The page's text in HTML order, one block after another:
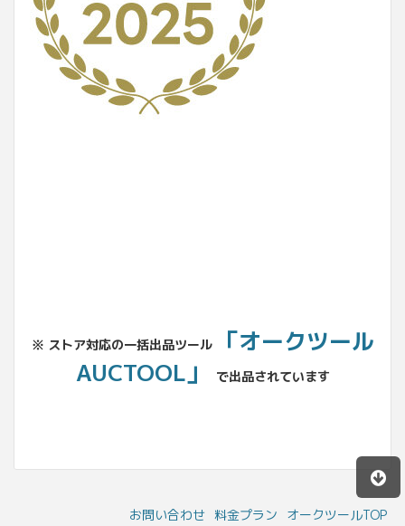
※ ストア対応の一括出品ツール
「オークツール
AUCTOOL」
で出品されています
お問い合わせ 料金プラン オークツールTOP